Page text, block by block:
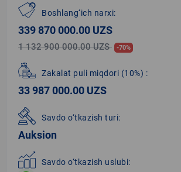
Boshlang‘ich narxi:
339 870 000.00 UZS
1 132 900 000.00 UZS -70%
Zakalat puli miqdori (10%) :
33 987 000.00 UZS
Savdo o‘tkazish turi:
Auksion
Savdo o‘tkazish uslubi: